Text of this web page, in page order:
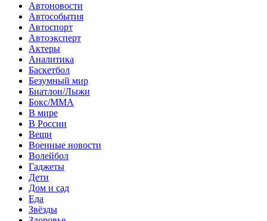
Автоновости
Автособытия
Автоспорт
Автоэксперт
Актеры
Аналитика
Баскетбол
Безумный мир
Биатлон/Лыжи
Бокс/MMA
В мире
В России
Вещи
Военные новости
Волейбол
Гаджеты
Дети
Дом и сад
Еда
Звёзды